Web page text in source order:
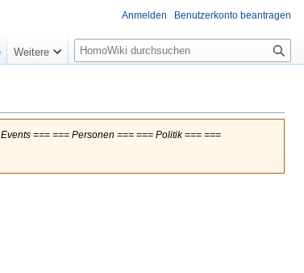
=== === Personen === === Politik === ===
Anmelden Benutzerkonto beantragen
Weitere
Suche